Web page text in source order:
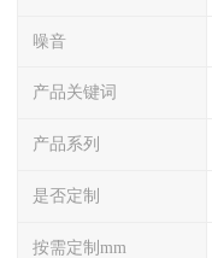
噪音
产品关键词
产品系列
是否定制
按需定制mm